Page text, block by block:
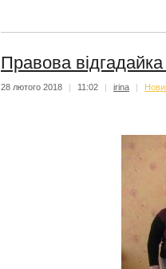
Правова
28 лютого 2018 | 11:02 | irina |